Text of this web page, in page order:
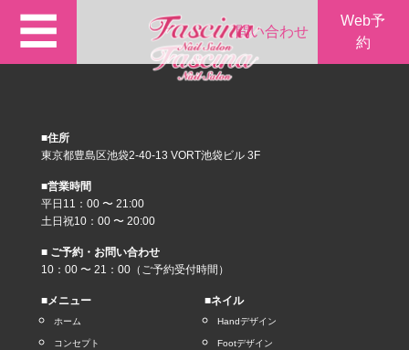
☰ 問い合わせ
Web予
約
■住所
東京都豊島区池袋2-40-13 VORT池袋ビル 3F
■営業時間
平日11：00 〜 21:00
土日祝10：00 〜 20:00
■ ご予約・お問い合わせ
10：00 〜 21：00（ご予約受付時間）
■メニュー
ホーム
コンセプト
■ネイル
Handデザイン
Footデザイン